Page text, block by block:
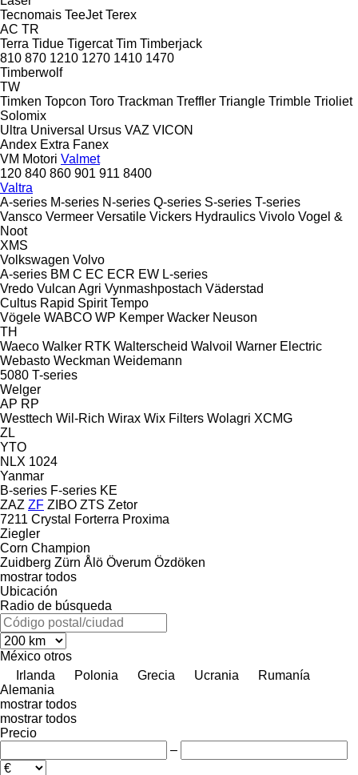
Tecnomais TeeJet Terex
AC TR
Terra Tidue Tigercat Tim Timberjack
810 870 1210 1270 1410 1470
Timberwolf
TW
Timken Topcon Toro Trackman Treffler Triangle Trimble Trioliet
Solomix
Ultra Universal Ursus VAZ VICON
Andex Extra Fanex
VM Motori Valmet
120 840 860 901 911 8400
Valtra
A-series M-series N-series Q-series S-series T-series
Vansco Vermeer Versatile Vickers Hydraulics Vivolo Vogel &
Noot
XMS
Volkswagen Volvo
A-series BM C EC ECR EW L-series
Vredo Vulcan Agri Vynmashpostach Väderstad
Cultus Rapid Spirit Tempo
Vögele WABCO WP Kemper Wacker Neuson
TH
Waeco Walker RTK Walterscheid Walvoil Warner Electric
Webasto Weckman Weidemann
5080 T-series
Welger
AP RP
Westtech Wil-Rich Wirax Wix Filters Wolagri XCMG
ZL
YTO
NLX 1024
Yanmar
B-series F-series KE
ZAZ ZF ZIBO ZTS Zetor
7211 Crystal Forterra Proxima
Ziegler
Corn Champion
Zuidberg Zürn Ålö Överum Özdöken
mostrar todos
Ubicación
Radio de búsqueda
México otros
Irlanda
Polonia Grecia Ucrania
Rumanía
Alemania
mostrar todos
mostrar todos
Precio
–